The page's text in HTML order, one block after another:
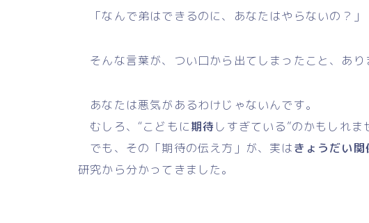
「なんで弟はできるのに、あなたはやらないの？」
そんな言葉が、つい口から出てしまったこと、あり
あなたは悪気があるわけじゃないんです。
むしろ、“こどもに期待 しすぎている”のかもしれま
でも、その「期待の伝え方」が、実はきょうだい関
研究から分かってきました。